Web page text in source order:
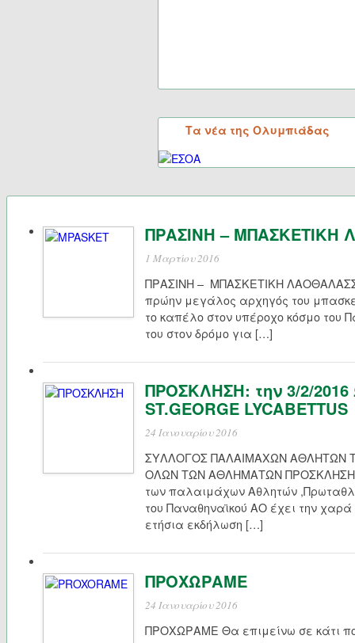
Τα νέα της Ολυμπιάδας
ΠΡΑΣΙΝΗ – ΜΠΑΣΚΕΤΙΚΗ
1 Μαρτίου 2016
ΠΡΑΣΙΝΗ – ΜΠΑΣΚΕΤΙΚΗ
πρώην μεγάλος αρχηγός του
το καπέλο στον υπέροχο κόσμο του
του στον δρόμο για […]
ΠΡΟΣΚΛΗΣΗ: την 3/2/2016
ST.GEORGE LYCABETTUS
24 Ιανουαρίου 2016
ΣΥΛΛΟΓΟΣ ΠΑΛΑΙΜΑΧΩΝ ΑΘΛΗΤΩΝ
ΟΛΩΝ ΤΩΝ ΑΘΛΗΜΑΤΩΝ ΠΡΟΣΚΛΗΣΗ
των παλαιμάχων Αθλητών
του Παναθηναϊκού ΑΟ έχει την
ετήσια εκδήλωση […]
ΠΡΟΧΩΡΑΜΕ
24 Ιανουαρίου 2016
ΠΡΟΧΩΡΑΜΕ Θα επιμείνω σε κάτι